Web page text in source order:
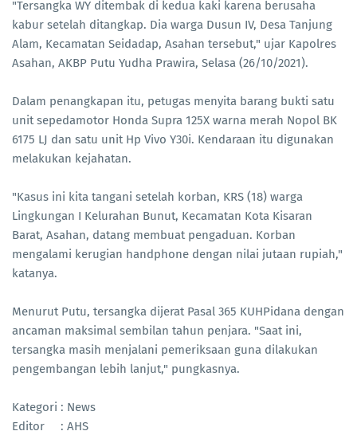
"Tersangka WY ditembak di kedua kaki karena berusaha
kabur setelah ditangkap. Dia warga Dusun IV, Desa Tanjung
Alam, Kecamatan Seidadap, Asahan tersebut," ujar Kapolres
Asahan, AKBP Putu Yudha Prawira, Selasa (26/10/2021).
Dalam penangkapan itu, petugas menyita barang bukti satu
unit sepedamotor Honda Supra 125X warna merah Nopol BK
6175 LJ dan satu unit Hp Vivo Y30i. Kendaraan itu digunakan
melakukan kejahatan.
"Kasus ini kita tangani setelah korban, KRS (18) warga
Lingkungan I Kelurahan Bunut, Kecamatan Kota Kisaran
Barat, Asahan, datang membuat pengaduan. Korban
mengalami kerugian handphone dengan nilai jutaan rupiah,"
katanya.
Menurut Putu, tersangka dijerat Pasal 365 KUHPidana dengan
ancaman maksimal sembilan tahun penjara. "Saat ini,
tersangka masih menjalani pemeriksaan guna dilakukan
pengembangan lebih lanjut," pungkasnya.
Kategori : News
Editor : AHS